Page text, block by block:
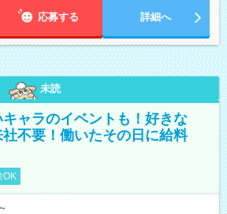
応募する 詳細へ
未読
ャラのイベントも！好きな
不要！働いたその日に給料
OK